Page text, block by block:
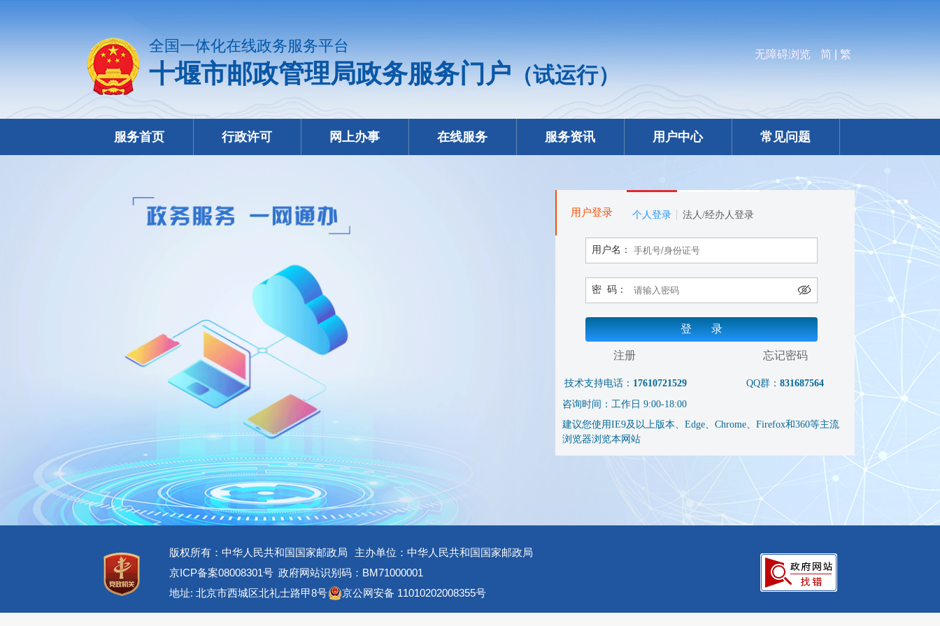
全国一体化在线政务服务平台
十堰市邮政管理局政务服务门户（试运行）
无障碍浏览 简 繁
服务首页 行政许可 网上办事 在线服务 服务资讯 用户中心 常见问题
用户登录 个人登录 法人/经办人登录
用户名：
密 码：
登 录
注册 忘记密码
技术支持电话： 17610721529 QQ群： 831687564
咨询时间：工作日 9:00-18:00
建议您使用IE9及以上版本、Edge、Chrome、Firefox和360等主流
浏览器浏览本网站
版权所有：中华人民共和国国家邮政局
主办单位：中华人民共和国国家邮政局
京ICP备案08008301号 政府网站识别码：BM71000001
地址: 北京市西城区北礼士路甲8号
京公网安备 11010202008355号